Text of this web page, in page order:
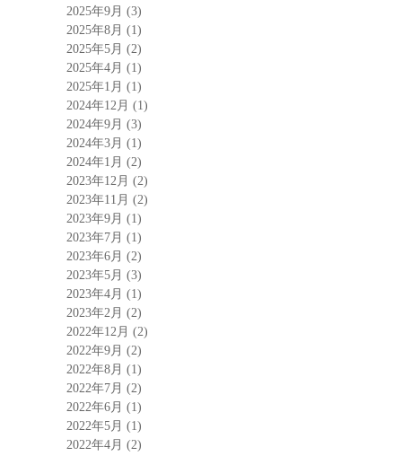
2025年9月 (3)
2025年8月 (1)
2025年5月 (2)
2025年4月 (1)
2025年1月 (1)
2024年12月 (1)
2024年9月 (3)
2024年3月 (1)
2024年1月 (2)
2023年12月 (2)
2023年11月 (2)
2023年9月 (1)
2023年7月 (1)
2023年6月 (2)
2023年5月 (3)
2023年4月 (1)
2023年2月 (2)
2022年12月 (2)
2022年9月 (2)
2022年8月 (1)
2022年7月 (2)
2022年6月 (1)
2022年5月 (1)
2022年4月 (2)